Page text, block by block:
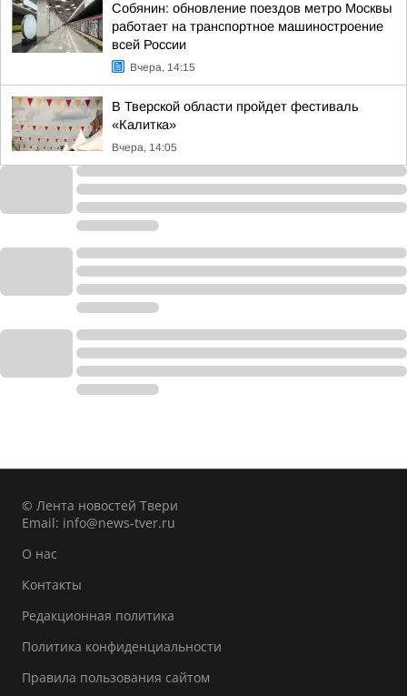
Собянин: обновление поездов метро Москвы
работает на транспортное машиностроение
всей России
Вчера, 14:15
В Тверской области пройдет фестиваль
«Калитка»
Вчера, 14:05
© Лента новостей Твери
Email: info@news-tver.ru
О нас
Контакты
Редакционная политика
Политика конфиденциальности
Правила пользования сайтом